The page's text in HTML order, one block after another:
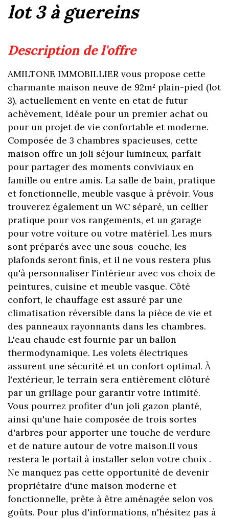
lot 3 à guereins
description de l'offre
AMILTONE IMMOBILLIER vous propose cette
charmante maison neuve de 92m² plain-pied (lot
3), actuellement en vente en etat de futur
achèvement, idéale pour un premier achat ou
pour un projet de vie confortable et moderne.
Composée de 3 chambres spacieuses, cette
maison offre un joli séjour lumineux, parfait
pour partager des moments conviviaux en
famille ou entre amis. La salle de bain, pratique
et fonctionnelle, meuble vasque à prévoir. Vous
trouverez également un WC séparé, un cellier
pratique pour vos rangements, et un garage
pour votre voiture ou votre matériel. Les murs
sont préparés avec une sous-couche, les
plafonds seront finis, et il ne vous restera plus
qu'à personnaliser l'intérieur avec vos choix de
peintures, cuisine et meuble vasque. Côté
confort, le chauffage est assuré par une
climatisation réversible dans la pièce de vie et
des panneaux rayonnants dans les chambres.
L'eau chaude est fournie par un ballon
thermodynamique. Les volets électriques
assurent une sécurité et un confort optimal. À
l'extérieur, le terrain sera entièrement clôturé
par un grillage pour garantir votre intimité.
Vous pourrez profiter d'un joli gazon planté,
ainsi qu'une haie composée de trois sortes
d'arbres pour apporter une touche de verdure
et de nature autour de votre maison.Il vous
restera le portail à installer selon votre choix .
Ne manquez pas cette opportunité de devenir
propriétaire d'une maison moderne et
fonctionnelle, prête à être aménagée selon vos
goûts. Pour plus d'informations, n'hésitez pas à